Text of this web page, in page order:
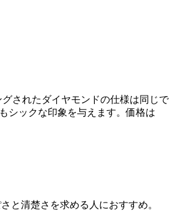
されたダイヤモンドの仕様は同じで
シックな印象を与えます。価格は
と清楚さを求める人におすすめ。